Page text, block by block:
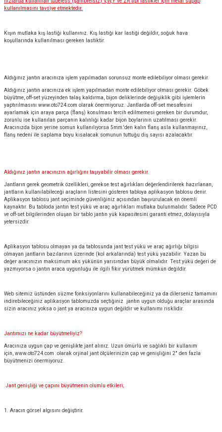
kullanılmasını tavsiye etmektedir.
Kışın mutlaka kış lastiği kullanınız. Kış lastiği kar lastiği değildir, soğuk hava
koşullarında kullanılması gereken lastiktir.
Aldığınız jantın aracınıza işlem yapılmadan sorunsuz monte edilebiliyor olması gerekir.
Aldığınız jantın aracınıza ek işlem yapılmadan monte edilebiliyor olması gerekir. Göbek
büyütme, off-set yüzeyinden talaş kaldırma, bijon deliklerinde değişiklik gibi işlemlerin
yaptırılmasını www.oto724.com olarak önermiyoruz. Jantlarda off-set mesafesini
ayarlamak için araya parça (flanş) konulması tercih edilmemesi gereken bir durumdur,
zorunlu ise kullanılan parçanın kalınlığı kadar bijon boylarının uzatılması gerekir.
Aracınızda bijon yerine somun kullanılıyorsa 5mm.'den kalın flanş asla kullanmayınız,
flanş nedeni ile saplama boyu kısalacak somunun tuttuğu diş sayısı azalacaktır.
Aldığınız jantın aracınızın ağırlığını taşıyabilir olması gerekir.
Jantların gerek geometrik özellikleri, gerekse test ağırlıkları değerlendirilerek hazırlanan,
jantların kullanılabileceği araçların listesini gösteren tabloya aplikasyon tablosu denir.
Aplikasyon tablosu jant seçiminde güvenliğiniz açısından başvurulacak en önemli
kaynaktır. Bu tabloda jantın test yükü ve araç ağırlıkları mutlaka bulunmalıdır. Sadece PCD
ve off-set bilgilerinden oluşan bir tablo jantın yük kapasitesini garanti etmez, dolayısıyla
yetersizdir.
Aplikasyon tablosu olmayan ya da tablosunda jant test yükü ve araç ağırlığı bilgisi
olmayan jantların bazılarının üzerinde (kol arkalarında) test yükü yazabilir. Yazan bu
değer aracınızın maksimum aks yükünün yarısından büyük olmalıdır. Test yükü değeri de
yazmıyorsa o jantın araca uygunluğu ile ilgili fikir yürütmek mümkün değildir.
Web sitemiz üstünden süzme fonksiyonlarını kullanabileceğiniz ya da dilerseniz tamamını
indirebileceğiniz aplikasyon tablomuzda seçtiğiniz jantın uygun olduğu araçlar arasında
sizin aracınız yoksa o jant ya aracınıza uygun değildir ve kullanımı risklidir.
Jantımızı ne kadar büyütmeliyiz?
Aracınıza uygun çap ve genişlikte jant alınız. Uzun ömürlü ve sağlıklı bir kullanım
için, www.oto724.com olarak orjinal jant ölçülerinizin çap ve genişliğini 2" den fazla
büyütmenizi önermiyoruz.
Jant genişliği ve çapını büyütmenin olumlu etkileri;
1. Aracın görsel algısını değiştirir.